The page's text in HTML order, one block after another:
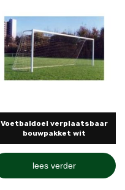
Voetbaldoel verplaatsbaar
bouwpakket wit
lees verder